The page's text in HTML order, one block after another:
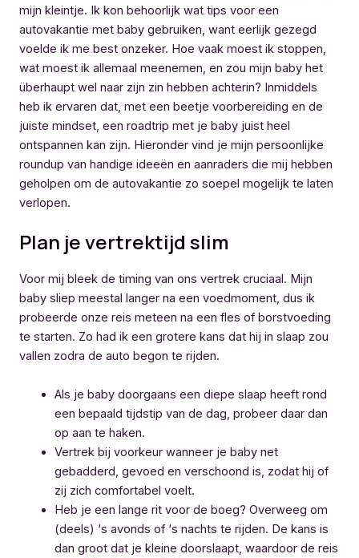
mijn kleintje. Ik kon behoorlijk wat tips voor een
autovakantie met baby gebruiken, want eerlijk gezegd
voelde ik me best onzeker. Hoe vaak moest ik stoppen,
wat moest ik allemaal meenemen, en zou mijn baby het
überhaupt wel naar zijn zin hebben achterin? Inmiddels
heb ik ervaren dat, met een beetje voorbereiding en de
juiste mindset, een roadtrip met je baby juist heel
ontspannen kan zijn. Hieronder vind je mijn persoonlijke
roundup van handige ideeën en aanraders die mij hebben
geholpen om de autovakantie zo soepel mogelijk te laten
verlopen.
Plan je vertrektijd slim
Voor mij bleek de timing van ons vertrek cruciaal. Mijn
baby sliep meestal langer na een voedmoment, dus ik
probeerde onze reis meteen na een fles of borstvoeding
te starten. Zo had ik een grotere kans dat hij in slaap zou
vallen zodra de auto begon te rijden.
Als je baby doorgaans een diepe slaap heeft rond
een bepaald tijdstip van de dag, probeer daar dan
op aan te haken.
Vertrek bij voorkeur wanneer je baby net
gebadderd, gevoed en verschoond is, zodat hij of
zij zich comfortabel voelt.
Heb je een lange rit voor de boeg? Overweeg om
(deels) ‘s avonds of ‘s nachts te rijden. De kans is
dan groot dat je kleine doorslaapt, waardoor de reis